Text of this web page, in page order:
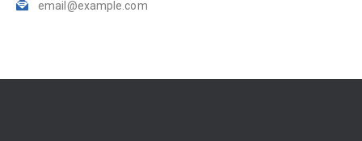
email@example.com